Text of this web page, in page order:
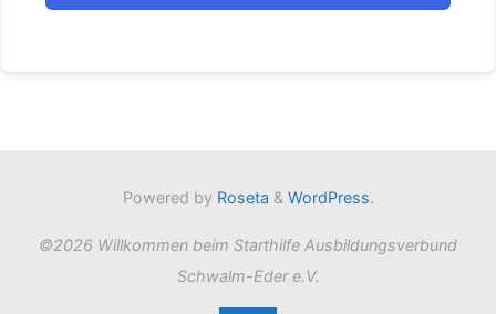
Powered byRoseta & WordPress.
©2026 Willkommen beim Starthilfe Ausbildungsverbund
Schwalm-Eder e.V.